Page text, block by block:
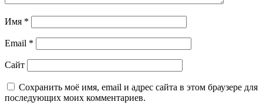
Имя *
Email *
Сайт
Сохранить моё имя, email и адрес сайта в этом браузере для
последующих моих комментариев.